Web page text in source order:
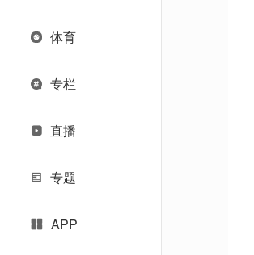
体育
专栏
直播
专题
APP